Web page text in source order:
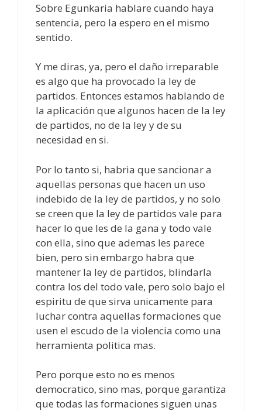
Sobre Egunkaria hablare cuando haya
sentencia, pero la espero en el mismo
sentido.
Y me diras, ya, pero el daño irreparable
es algo que ha provocado la ley de
partidos. Entonces estamos hablando de
la aplicación que algunos hacen de la ley
de partidos, no de la ley y de su
necesidad en si.
Por lo tanto si, habria que sancionar a
aquellas personas que hacen un uso
indebido de la ley de partidos, y no solo
se creen que la ley de partidos vale para
hacer lo que les de la gana y todo vale
con ella, sino que ademas les parece
bien, pero sin embargo habra que
mantener la ley de partidos, blindarla
contra los del todo vale, pero solo bajo el
espiritu de que sirva unicamente para
luchar contra aquellas formaciones que
usen el escudo de la violencia como una
herramienta politica mas.
Pero porque esto no es menos
democratico, sino mas, porque garantiza
que todas las formaciones siguen unas